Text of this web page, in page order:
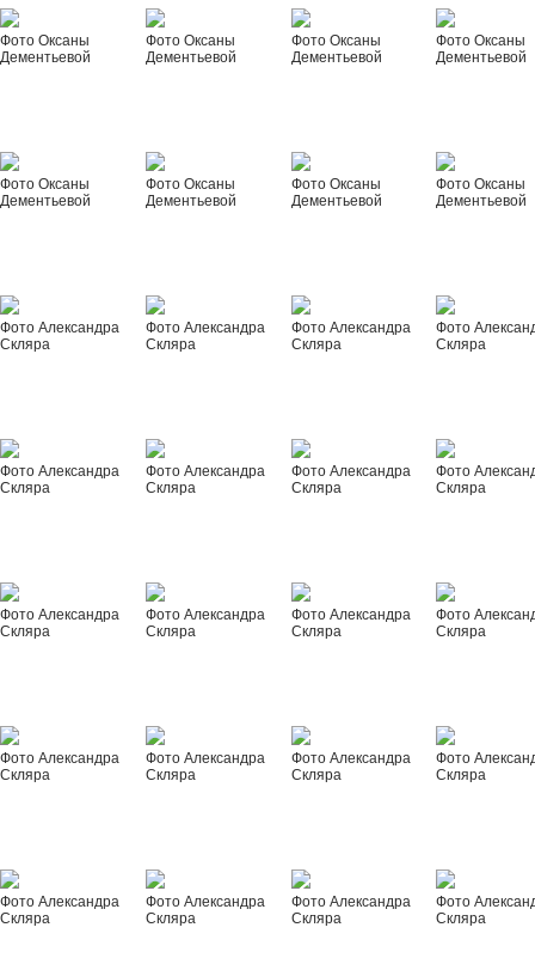
Фото Оксаны
Дементьевой
Фото Оксаны
Дементьевой
Фото Оксаны
Дементьевой
Фото Оксаны
Дементьевой
Фото Оксаны
Дементьевой
Фото Оксаны
Дементьевой
Фото Оксаны
Дементьевой
Фото Оксаны
Дементьевой
Фото Александра
Скляра
Фото Александра
Скляра
Фото Александра
Скляра
Фото
Скляра
Фото Александра
Скляра
Фото Александра
Скляра
Фото Александра
Скляра
Фото
Скляра
Фото Александра
Скляра
Фото Александра
Скляра
Фото Александра
Скляра
Фото
Скляра
Фото Александра
Скляра
Фото Александра
Скляра
Фото Александра
Скляра
Фото
Скляра
Фото Александра
Скляра
Фото Александра
Скляра
Фото Александра
Скляра
Фото
Скляра